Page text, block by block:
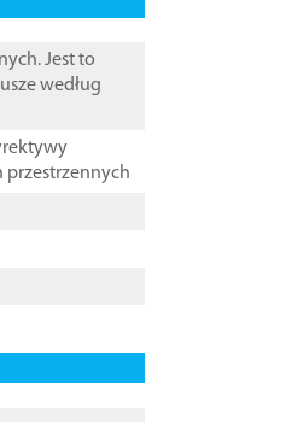
Jest to
według
przestrzennych